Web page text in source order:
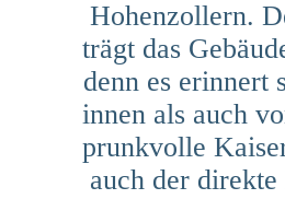
Hohenzollern.
trägt das
denn es erinnert
innen als auch
prunkvolle
auch der